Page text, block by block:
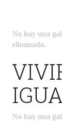
No hay una
eliminado.
No hay una